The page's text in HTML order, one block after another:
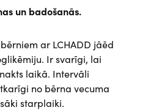
un badošanās.
ar LCHADD jāēd
Ir svarīgi, lai
laikā. Intervāli
no bērna vecuma
starplaiki.